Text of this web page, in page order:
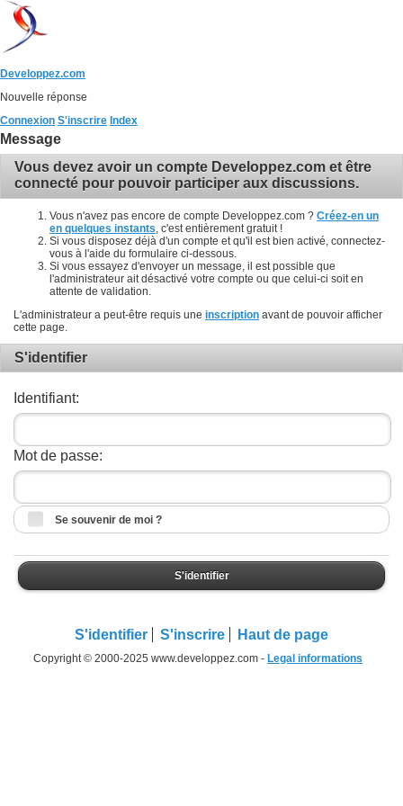
Developpez.com
Nouvelle réponse
Connexion S'inscrire Index
Message
Vous devez avoir un compte Developpez.com et être
connecté pour pouvoir participer aux discussions.
Vous n'avez pas encore de compte Developpez.com ? Créez-en un
en quelques instants , c'est entièrement gratuit !
Si vous disposez déjà d'un compte et qu'il est bien activé, connectez-
vous à l'aide du formulaire ci-dessous.
Si vous essayez d'envoyer un message, il est possible que
l'administrateur ait désactivé votre compte ou que celui-ci soit en
attente de validation.
L'administrateur a peut-être requis une inscription avant de pouvoir afficher
cette page.
S'identifier
Identifiant:
Mot de passe:
Se souvenir de moi ?
S'identifier
S'identifier S'inscrire Haut de page
Copyright © 2000-2025 www.developpez.com - Legal informations